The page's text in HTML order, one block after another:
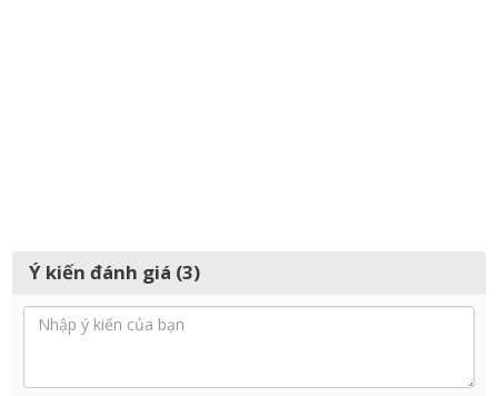
Ý kiến đánh giá (3)